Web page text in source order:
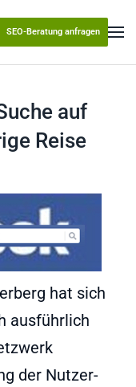
SEO-Beratung anfragen
auf
Reise
hat sich
ausführlich
der Nutzer-